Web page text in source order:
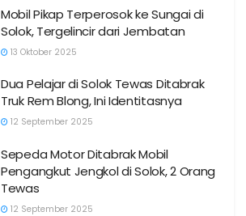
Mobil Pikap Terperosok ke Sungai di
Solok, Tergelincir dari Jembatan
13 Oktober 2025
Dua Pelajar di Solok Tewas Ditabrak
Truk Rem Blong, Ini Identitasnya
12 September 2025
Sepeda Motor Ditabrak Mobil
Pengangkut Jengkol di Solok, 2 Orang
Tewas
12 September 2025